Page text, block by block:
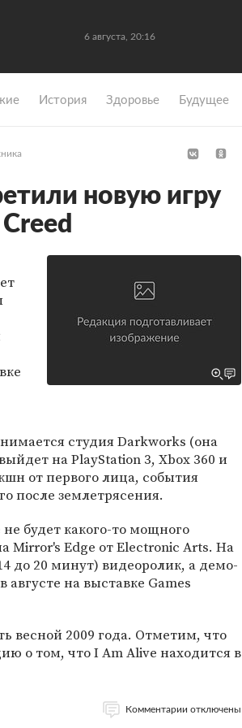
6 августа, 20:16
История Здоровье Будущее
новую игру
студия Darkworks (она
на PlayStation 3, Xbox 360 и
от первого лица, события
после землетрясения.
будет какого-то мощного
Mirror's Edge от Electronic Arts. На
до 20 минут) видеоролик, а демо-
на выставке Games
весной 2009 года. Отметим, что
о том, что I Am Alive находится в
Комментарии отключены